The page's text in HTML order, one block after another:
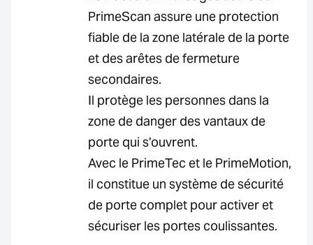
PrimeScan assure une protection
fiable de la zone latérale de la porte
et des arêtes de fermeture
secondaires.
Il protège les personnes dans la
zone de danger des vantaux de
porte qui s’ouvrent.
Avec le PrimeTec et le PrimeMotion,
il constitue un système de sécurité
de porte complet pour activer et
sécuriser les portes coulissantes.